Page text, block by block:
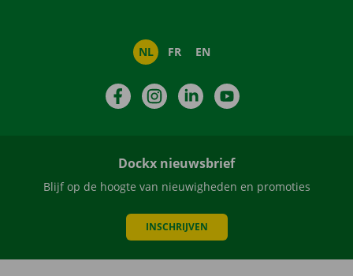
NL FR EN
FacebookInstagramLinkedIn
Dockx nieuwsbrief
Blijf op de hoogte van nieuwigheden en promoties
INSCHRIJVEN